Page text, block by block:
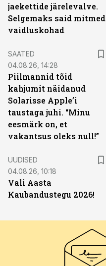
jaekettide järelevalve.
Selgemaks said mitmed
vaidluskohad
SAATED
04.08.26, 14:28
Piilmannid tõid
kahjumit näidanud
Solarisse Apple’i
taustaga juhi. “Minu
eesmärk on, et
vakantsus oleks null!”
UUDISED
04.08.26, 10:18
Vali Aasta
Kaubandustegu 2026!